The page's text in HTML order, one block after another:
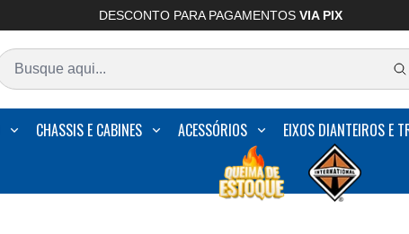
DESCONTO PARA PAGAMENTOS VIA PIX
CHASSIS E CABINES ACESSÓRIOS EIXOS DIANTEIROS E